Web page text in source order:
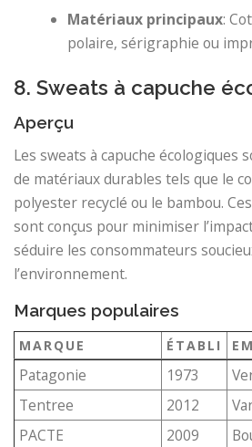
Matériaux principaux:
polaire, sérigraphie ou
8. Sweats à capuche
Aperçu
Les sweats à capuche écologiques
de matériaux durables tels que le
polyester recyclé ou le bambou.
sont conçus pour minimiser
séduire les consommateurs
l’environnement.
Marques populaires
MARQUE ÉTABLI
Patagonie 1973
Tentree
2012
PACTE
2009